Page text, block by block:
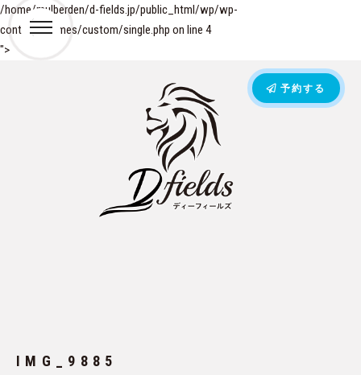
/home/mulberden/d-fields.jp/public_html/wp/wp-
content/themes/custom/single.php on line 4
">
予約する
IMG_9885